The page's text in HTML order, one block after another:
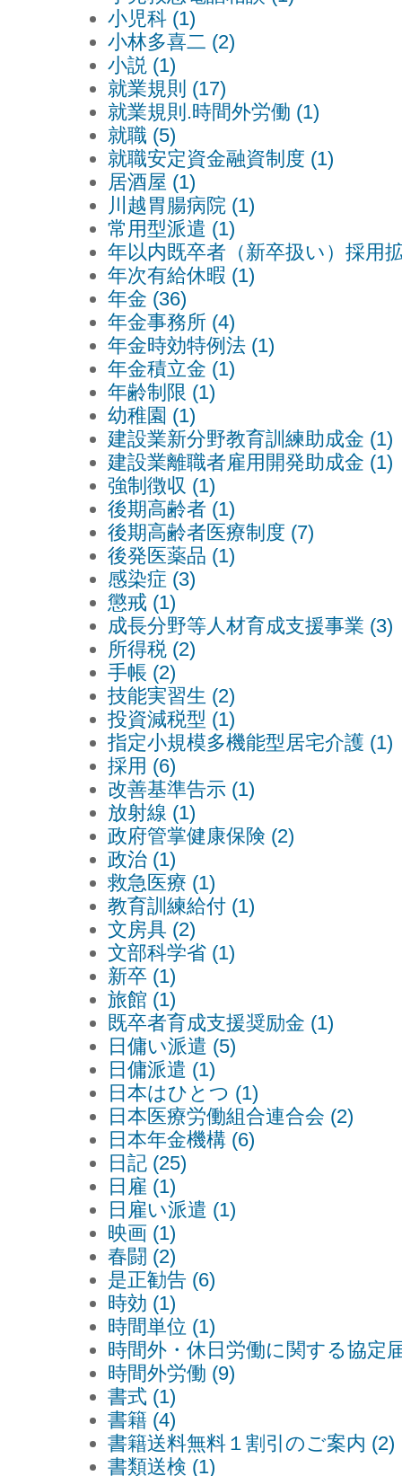
小児科 (1)
小林多喜二 (2)
小説 (1)
就業規則 (17)
就業規則.時間外労働 (1)
就職 (5)
就職安定資金融資制度 (1)
居酒屋 (1)
川越胃腸病院 (1)
常用型派遣 (1)
年以内既卒者（新卒扱い）採用
年次有給休暇 (1)
年金 (36)
年金事務所 (4)
年金時効特例法 (1)
年金積立金 (1)
年齢制限 (1)
幼稚園 (1)
建設業新分野教育訓練助成金 (1)
建設業離職者雇用開発助成金 (1)
強制徴収 (1)
後期高齢者 (1)
後期高齢者医療制度 (7)
後発医薬品 (1)
感染症 (3)
懲戒 (1)
成長分野等人材育成支援事業 (3)
所得税 (2)
手帳 (2)
技能実習生 (2)
投資減税型 (1)
指定小規模多機能型居宅介護 (1)
採用 (6)
改善基準告示 (1)
放射線 (1)
政府管掌健康保険 (2)
政治 (1)
救急医療 (1)
教育訓練給付 (1)
文房具 (2)
文部科学省 (1)
新卒 (1)
旅館 (1)
既卒者育成支援奨励金 (1)
日傭い派遣 (5)
日傭派遣 (1)
日本はひとつ (1)
日本医療労働組合連合会 (2)
日本年金機構 (6)
日記 (25)
日雇 (1)
日雇い派遣 (1)
映画 (1)
春闘 (2)
是正勧告 (6)
時効 (1)
時間単位 (1)
時間外・休日労働に関する協定
時間外労働 (9)
書式 (1)
書籍 (4)
書籍送料無料１割引のご案内 (2)
書類送検 (1)